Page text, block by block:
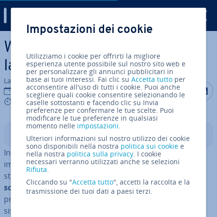
Vai al contenuto prin­ci­pa­le
Windows 10: come cambiare
la lingua impostata
La redazione di IONOS
18 gen 2023
7 mins
Condividi
Indice
In­stal­lan­do la versione italiana di Windows 10 avrete
impostato l’italiano come lingua di default. Nelle im­po­
sta­zio­ni di Microsoft avete tuttavia la pos­si­bi­li­tà di
scegliere tra oltre 100 lingue diverse, nel caso in cui
pre­fe­ria­te avere menu, pulsanti e qualsiasi altra voce di
sistema scritta in inglese, tedesco, o in un'altra lingua.
Impostazioni dei cookie
Utilizziamo i cookie per offrirti la migliore
esperienza utente possibile sul nostro sito web e
per personalizzare gli annunci pubblicitari in
base ai tuoi interessi. Fai clic suAccetta tutto per
acconsentire all'uso di tutti i cookie. Puoi anche
scegliere quali cookie consentire selezionando le
caselle sottostanti e facendo clic su Invia
preferenze per confermare le tue scelte. Puoi
modificare le tue preferenze in qualsiasi
momento nelle impostazioni.
Ulteriori informazioni sul nostro utilizzo dei cookie
sono disponibili nella nostra politica sui cookie e
nella nostra politica sulla privacy. I cookie
necessari verranno utilizzati anche se selezioni
Rifiuta.
Cliccando su "Accetta tutto", accetti la raccolta e la
trasmissione dei tuoi dati a paesi terzi.